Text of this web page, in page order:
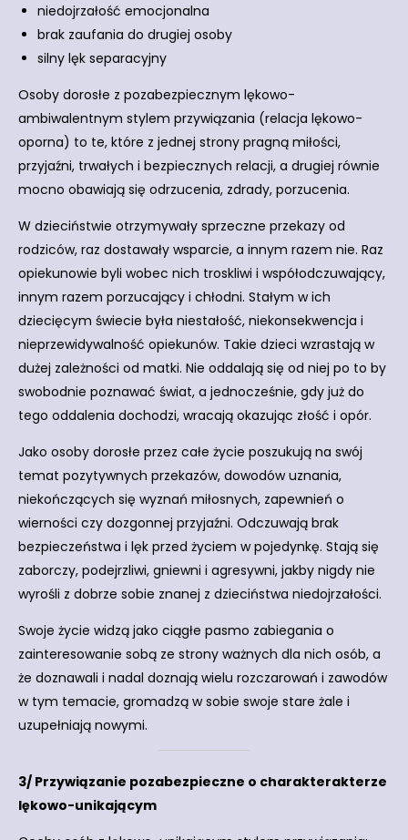
niedojrzałość emocjonalna
brak zaufania do drugiej osoby
silny lęk separacyjny
Osoby dorosłe z pozabezpiecznym lękowo-
ambiwalentnym stylem przywiązania (relacja lękowo-
oporna) to te, które z jednej strony pragną miłości,
przyjaźni, trwałych i bezpiecznych relacji, a drugiej równie
mocno obawiają się odrzucenia, zdrady, porzucenia.
W dzieciństwie otrzymywały sprzeczne przekazy od
rodziców, raz dostawały wsparcie, a innym razem nie. Raz
opiekunowie byli wobec nich troskliwi i współodczuwający,
innym razem porzucający i chłodni. Stałym w ich
dziecięcym świecie była niestałość, niekonsekwencja i
nieprzewidywalność opiekunów. Takie dzieci wzrastają w
dużej zależności od matki. Nie oddalają się od niej po to by
swobodnie poznawać świat, a jednocześnie, gdy już do
tego oddalenia dochodzi, wracają okazując złość i opór.
Jako osoby dorosłe przez całe życie poszukują na swój
temat pozytywnych przekazów, dowodów uznania,
niekończących się wyznań miłosnych, zapewnień o
wierności czy dozgonnej przyjaźni. Odczuwają brak
bezpieczeństwa i lęk przed życiem w pojedynkę. Stają się
zaborczy, podejrzliwi, gniewni i agresywni, jakby nigdy nie
wyrośli z dobrze sobie znanej z dzieciństwa niedojrzałości.
Swoje życie widzą jako ciągłe pasmo zabiegania o
zainteresowanie sobą ze strony ważnych dla nich osób, a
że doznawali i nadal doznają wielu rozczarowań i zawodów
w tym temacie, gromadzą w sobie swoje stare żale i
uzupełniają nowymi.
3/ Przywiązanie pozabezpieczne o charakterakterze
lękowo-unikającym